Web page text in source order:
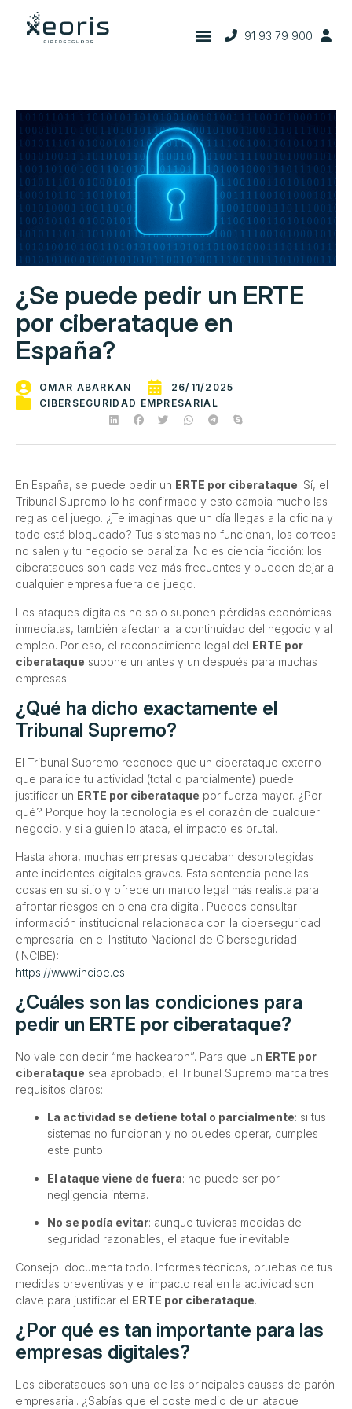
91 93 79 900
¿Se puede pedir un ERTE
por ciberataque en
España?
OMAR ABARKAN
26/11/2025
CIBERSEGURIDAD EMPRESARIAL
En España, se puede pedir un ERTE por ciberataque. Sí, el
Tribunal Supremo lo ha confirmado y esto cambia mucho las
reglas del juego. ¿Te imaginas que un día llegas a la oficina y
todo está bloqueado? Tus sistemas no funcionan, los correos
no salen y tu negocio se paraliza. No es ciencia ficción: los
ciberataques son cada vez más frecuentes y pueden dejar a
cualquier empresa fuera de juego.
Los ataques digitales no solo suponen pérdidas económicas
inmediatas, también afectan a la continuidad del negocio y al
empleo. Por eso, el reconocimiento legal del ERTE por
ciberataque supone un antes y un después para muchas
empresas.
¿Qué ha dicho exactamente el
Tribunal Supremo?
El Tribunal Supremo reconoce que un ciberataque externo
que paralice tu actividad (total o parcialmente) puede
justificar un ERTE por ciberataque por fuerza mayor. ¿Por
qué? Porque hoy la tecnología es el corazón de cualquier
negocio, y si alguien lo ataca, el impacto es brutal.
Hasta ahora, muchas empresas quedaban desprotegidas
ante incidentes digitales graves. Esta sentencia pone las
cosas en su sitio y ofrece un marco legal más realista para
afrontar riesgos en plena era digital. Puedes consultar
información institucional relacionada con la ciberseguridad
empresarial en el Instituto Nacional de Ciberseguridad
(INCIBE):
https://www.incibe.es
¿Cuáles son las condiciones para
pedir un ERTE por ciberataque?
No vale con decir “me hackearon”. Para que un ERTE por
ciberataque sea aprobado, el Tribunal Supremo marca tres
requisitos claros:
La actividad se detiene total o parcialmente: si tus
sistemas no funcionan y no puedes operar, cumples
este punto.
El ataque viene de fuera: no puede ser por
negligencia interna.
No se podía evitar: aunque tuvieras medidas de
seguridad razonables, el ataque fue inevitable.
Consejo: documenta todo. Informes técnicos, pruebas de tus
medidas preventivas y el impacto real en la actividad son
clave para justificar el ERTE por ciberataque.
¿Por qué es tan importante para las
empresas digitales?
Los ciberataques son una de las principales causas de parón
empresarial. ¿Sabías que el coste medio de un ataque